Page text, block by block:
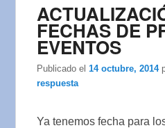
FECHAS DE
EVENTOS
Publicado el14 octubre, 2014
respuesta
Ya tenemos fecha para